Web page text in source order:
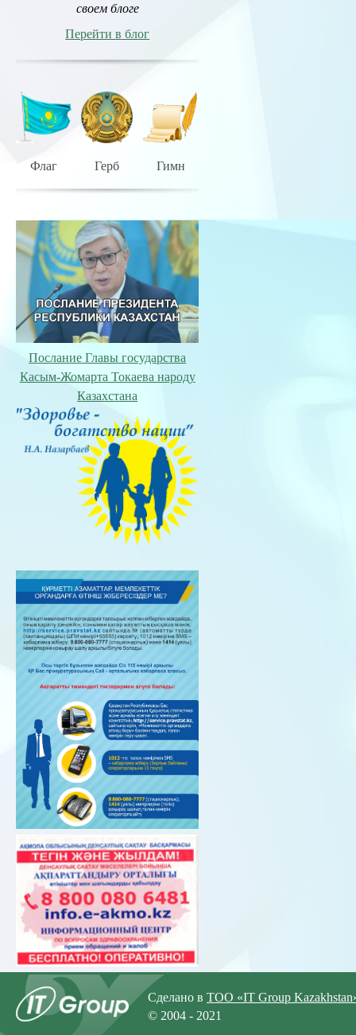
своем блоге
Перейти в блог
Флаг Герб Гимн
Послание Главы государства
Касым-Жомарта Токаева народу
Казахстана
Сделано в ТОО «IT Group
© 2004 - 2021